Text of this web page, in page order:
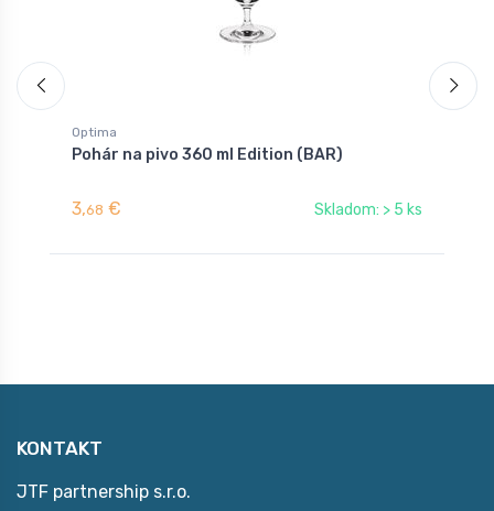
Optima
Pohár na pivo 360 ml Edition (BAR)
3,68 € Skladom: > 5 ks
KONTAKT
JTF partnership s.r.o.